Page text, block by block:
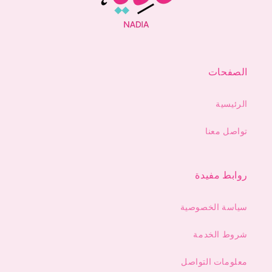
الصفحات
الرئيسية
تواصل معنا
روابط مفيدة
سياسة الخصوصية
شروط الخدمة
معلومات التواصل